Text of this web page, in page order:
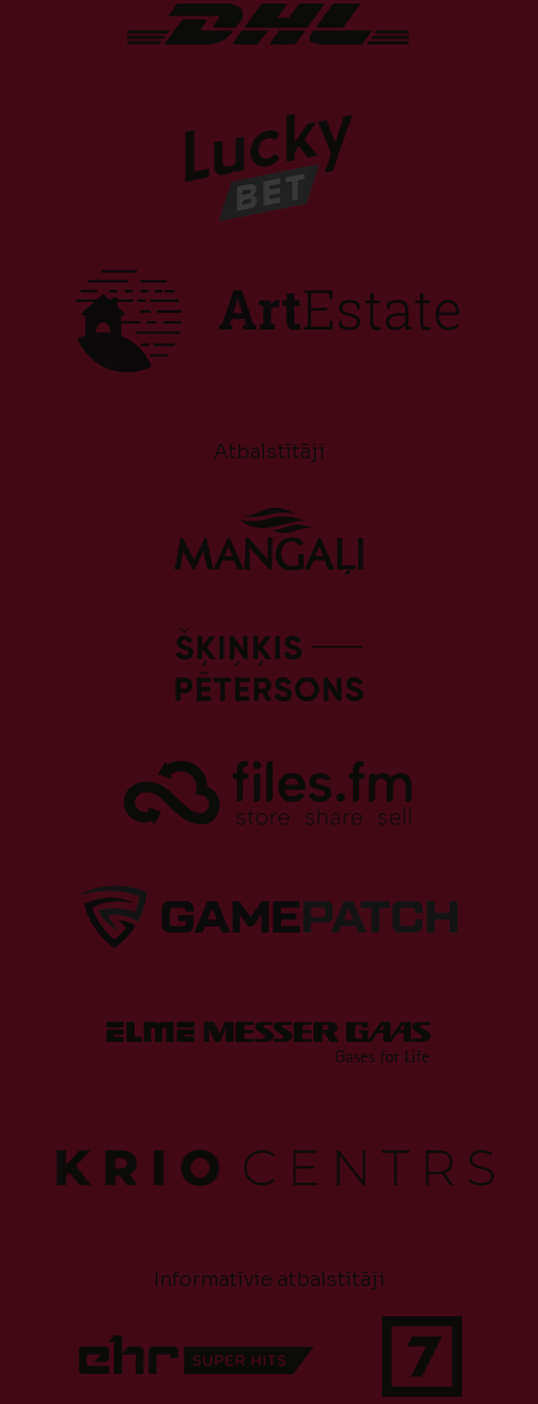
Atbalstītāji
Informatīvie atbalstītāji